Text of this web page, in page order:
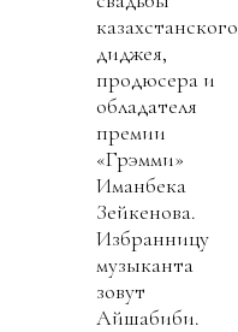
казахстанского
диджея,
продюсера и
обладателя
премии
«Грэмми»
Иманбека
Зейкенова.
Избранницу
музыканта
зовут
Айшабиби.